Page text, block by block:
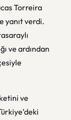
Torreira
yanıt verdi.
ve ardından
ve